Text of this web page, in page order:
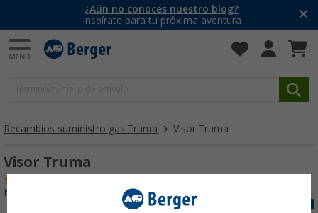
¿Aún no conoces nuestro blog?
Inspírate para tu próxima aventura
Recambios suministro gas Truma Visor Truma
Visor Truma
Nº de artículo 104373